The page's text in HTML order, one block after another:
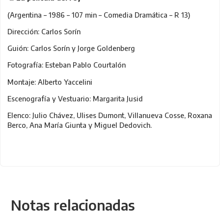
(Argentina – 1986 – 107 min – Comedia Dramática – R 13)
Dirección: Carlos Sorín
Guión: Carlos Sorín y Jorge Goldenberg
Fotografía: Esteban Pablo Courtalón
Montaje: Alberto Yaccelini
Escenografía y Vestuario: Margarita Jusid
Elenco: Julio Chávez, Ulises Dumont, Villanueva Cosse, Roxana
Berco, Ana María Giunta y Miguel Dedovich.
Notas relacionadas